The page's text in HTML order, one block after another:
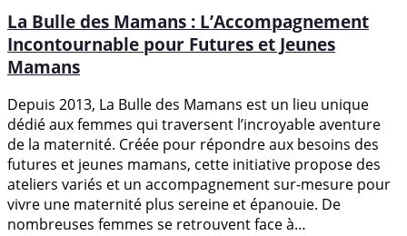
La Bulle des Mamans : L’Accompagnement
Incontournable pour Futures et Jeunes
Mamans
Depuis 2013, La Bulle des Mamans est un lieu unique
dédié aux femmes qui traversent l’incroyable aventure
de la maternité. Créée pour répondre aux besoins des
futures et jeunes mamans, cette initiative propose des
ateliers variés et un accompagnement sur-mesure pour
vivre une maternité plus sereine et épanouie. De
nombreuses femmes se retrouvent face à…